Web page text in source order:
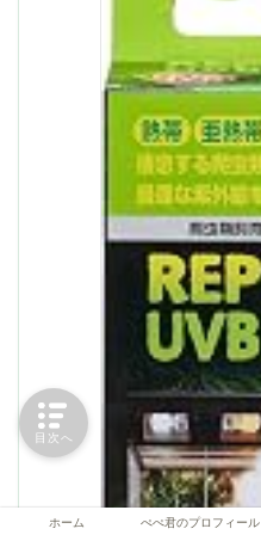
ホーム ぺぺ君のプロフィール
目次へ